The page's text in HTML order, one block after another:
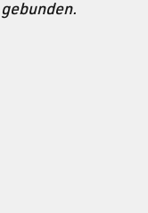
gebunden.